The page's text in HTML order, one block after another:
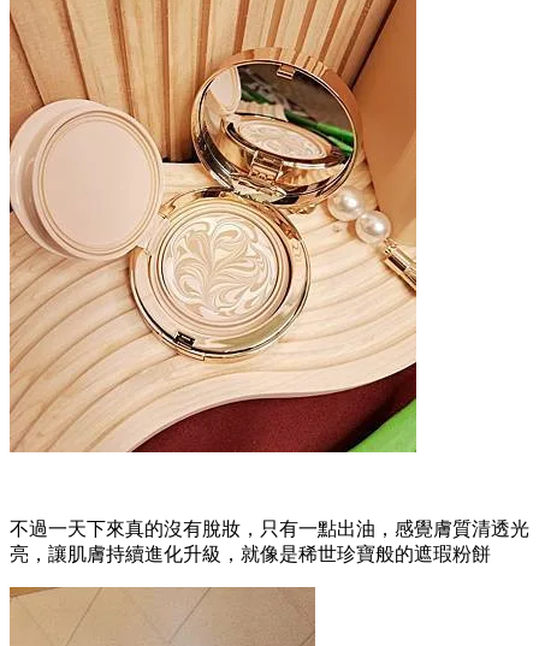
不過一天下來真的沒有脫妝，只有一點出油，感覺膚質清透光
亮，讓肌膚持續進化升級，就像是稀世珍寶般的遮瑕粉餅